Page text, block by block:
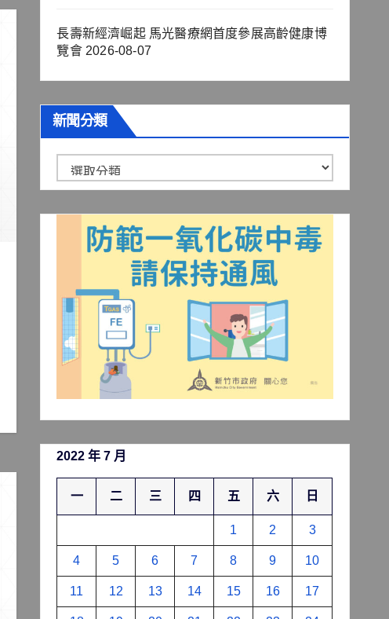
長壽新經濟崛起 馬光醫療網首度參展高齡健康博
覽會 2026-08-07
新聞分類
聞
分
2022 年 7 月
一 二 三 四 五 六 日
1 2 3
4 5 6 7 8 9 10
11 12 13 14 15 16 17